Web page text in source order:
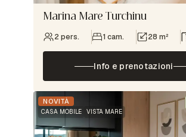
Marina Mare Turchinu
2 pers. 1 cam. 28 m²
Info e prenotazioni
NOVITÀ
CASA MOBILE VISTA MARE